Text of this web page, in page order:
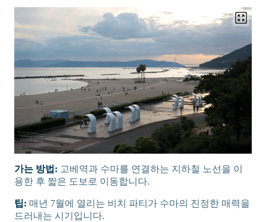
가는 방법: 고베역과 수마를 연결하는 지하철 노선을 이
용한 후 짧은 도보로 이동합니다.
팁: 매년 7월에 열리는 비치 파티가 수마의 진정한 매력을
드러내는 시기입니다.